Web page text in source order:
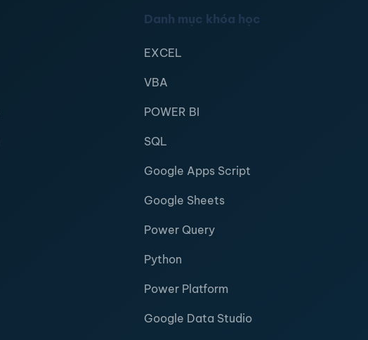
Danh mục khóa học
EXCEL
VBA
POWER BI
SQL
Google Apps Script
Google Sheets
Power Query
Python
Power Platform
Google Data Studio